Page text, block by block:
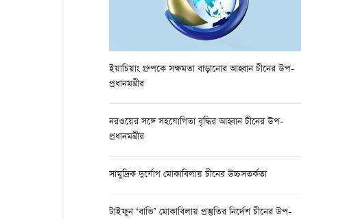
ইয়াচিয়াং গ্রুপকে সক্ষমতা বাড়ানোর আহ্বান চীনের উপ-
প্রধানমন্ত্রীর
নরওয়ের সঙ্গে সহযোগিতা বৃদ্ধির আহ্বান চীনের উপ-
প্রধানমন্ত্রীর
সামুদ্রিক দুর্যোগ মোকাবিলায় চীনের উচ্চসতর্কতা
টাইফুন ‘বাভি’ মোকাবিলায় প্রস্তুতির নির্দেশ চীনের উপ-